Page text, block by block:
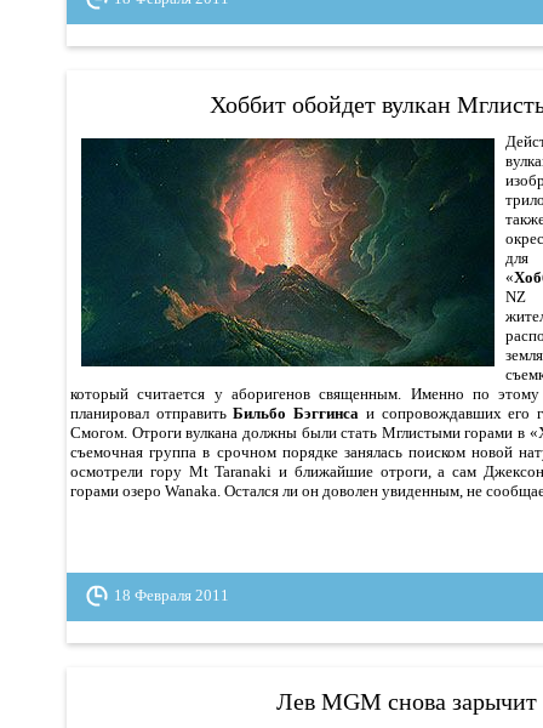
Хоббит обойдет вулкан
для
«
NZ
который считается у аборигенов священным. Именно по
планировал отправитьБильбо Бэггинса и сопровождавших его
Смогом. Отроги вулкана должны были стать Мглистыми горами в
съемочная группа в срочном порядке занялась поиском новой
осмотрели гору Mt Taranaki и ближайшие отроги, а сам
горами озеро Wanaka. Остался ли он доволен увиденным, не
18 Февраля 2011
Лев MGM снова зарычит